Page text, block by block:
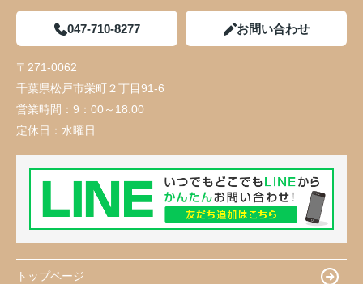
047-710-8277 お問い合わせ
〒271-0062
千葉県松戸市栄町２丁目91-6
営業時間： 9：00～18:00
定休日： 水曜日
トップページ